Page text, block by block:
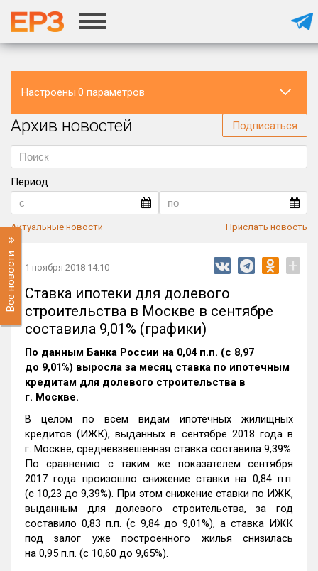
Настроены 0 параметров
Регион
Архив новостей Подписаться
Период
Актуальные новости Прислать новость
Все новости 1 ноября 2018 14:10 +
Ставка ипотеки для долевого
строительства в Москве в сентябре
составила 9,01% (графики)
По данным Банка России на 0,04 п.п. (с 8,97
до 9,01%) выросла за месяц ставка по ипотечным
кредитам для долевого строительства в
г. Москве.
В целом по всем видам ипотечных жилищных
кредитов (ИЖК), выданных в сентябре 2018 года в
г. Москве, средневзвешенная ставка составила 9,39%.
По сравнению с таким же показателем сентября
2017 года произошло снижение ставки на 0,84 п.п.
(с 10,23 до 9,39%). При этом снижение ставки по ИЖК,
выданным для долевого строительства, за год
составило 0,83 п.п. (с 9,84 до 9,01%), а ставка ИЖК
под залог уже построенного жилья снизилась
на 0,95 п.п. (с 10,60 до 9,65%).